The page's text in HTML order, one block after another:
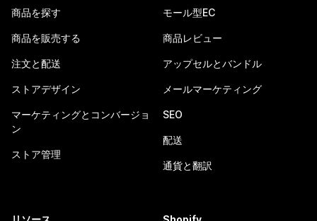
商品を探す
商品を販売する
注文と配送
ストアデザイン
マーケティングとコンバージョ
ン
ストア管理
モール型EC
商品レビュー
アップセルとバンドル
メールマーケティング
SEO
配送
通貨と翻訳